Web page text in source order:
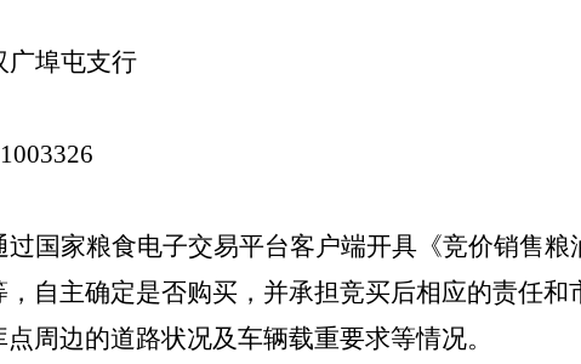
广埠屯支行
国家粮食电子交易平台客户端开具《竞价销售
自主确定是否购买，并承担竞买后相应的责任
周边的道路状况及车辆载重要求等情况。